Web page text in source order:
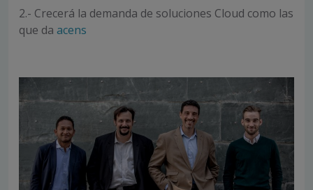
2.- Crecerá la demanda de soluciones Cloud como las
que da acens